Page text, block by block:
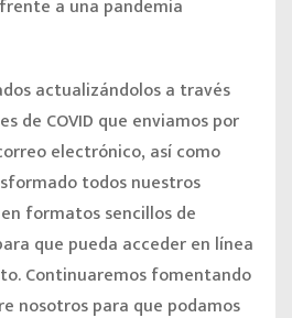
a una pandemia
actualizándolos a través
de COVID que enviamos por
electrónico, así como
todos nuestros
formatos sencillos de
que pueda acceder en línea
Continuaremos fomentando
nosotros para que podamos